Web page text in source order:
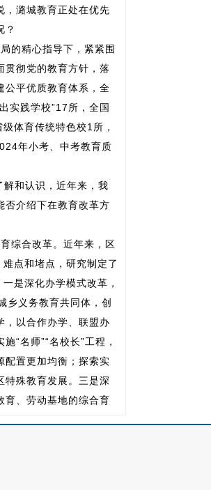
，潞城教育正处在优先
？
的精心指导下，紧紧围
贯彻党的教育方针，落
公平优质教育体系，全
实践学校”17所，全国
体育传统特色校1所，
年小考、中考教育质
和认识，近年来，我
否介绍下在教育改革方
综合改革。近年来，区
点和堵点，研究制定了
是深化办学模式改革，
乡义务教育共同体，创
，以合作办学、联盟办
“名师”“名校长”工程，
配置更加均衡；探索实
特殊教育发展。三是深
育、劳动基地的综合育
特别在引进优质资